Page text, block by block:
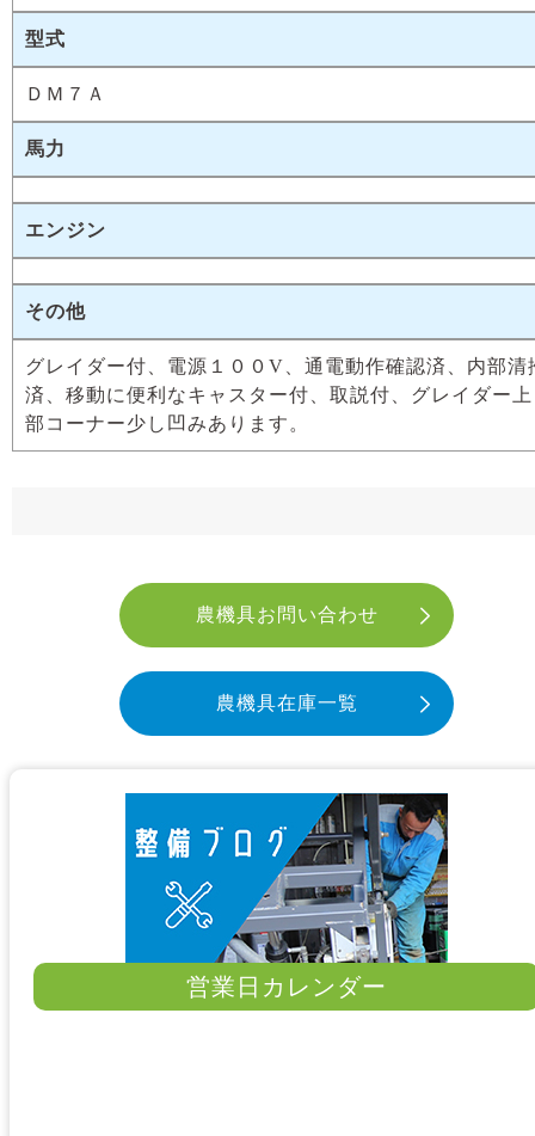
型式
ＤＭ７Ａ
馬力
エンジン
その他
グレイダー付、電源１００V、通電動作確認済、内部清
済、移動に便利なキャスター付、取説付、グレイダー上
部コーナー少し凹みあります。
農機具お問い合わせ
農機具在庫一覧
営業日カレンダー